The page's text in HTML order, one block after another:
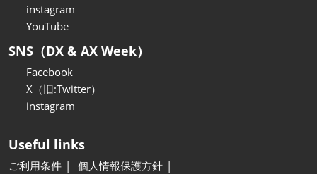
instagram
YouTube
SNS（DX & AX Week）
Facebook
X（旧:Twitter）
instagram
Useful links
ご利用条件
個人情報保護方針